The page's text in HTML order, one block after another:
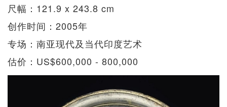
尺幅：121.9 x 243.8 cm
创作时间：2005年
专场：南亚现代及当代印度艺术
估价：US$600,000 - 800,000